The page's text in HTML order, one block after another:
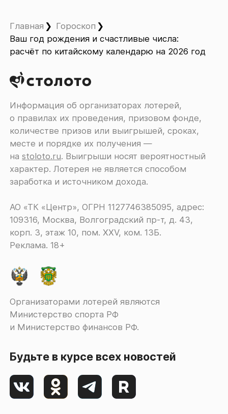
Главная
Гороскоп
Ваш год рождения и счастливые числа:
расчёт по китайскому календарю на 2026 год
Информация об организаторах лотерей,
о правилах их проведения, призовом фонде,
количестве призов или выигрышей, сроках,
месте и порядке их получения ―
наstoloto.ru. Выигрыши носят вероятностный
характер. Лотерея не является способом
заработка и источником дохода.
АО «ТК «Центр», ОГРН 1127746385095, адрес:
109316, Москва, Волгоградский пр-т, д. 43,
корп. 3, этаж 10, пом. XXV, ком. 13Б.
Реклама. 18+
Организаторами лотерей являются
Министерство спорта РФ
и Министерство финансов РФ.
Будьте в курсе всех новостей